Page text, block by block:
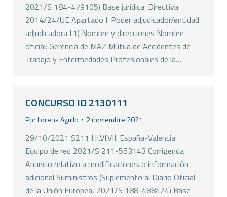
2021/S 184-479105) Base jurídica: Directiva
2014/24/UE Apartado I: Poder adjudicador/entidad
adjudicadora I.1) Nombre y direcciones Nombre
oficial: Gerencia de MAZ Mútua de Accidentes de
Trabajo y Enfermedades Profesionales de la…
CONCURSO ID 2130111
PorLorena Agullo 2 noviembre 2021
29/10/2021 S211 I.II.VI.VII. España-Valencia:
Equipo de red 2021/S 211-553143 Corrigenda
Anuncio relativo a modificaciones o información
adicional Suministros (Suplemento al Diario Oficial
de la Unión Europea, 2021/S 188-488424) Base